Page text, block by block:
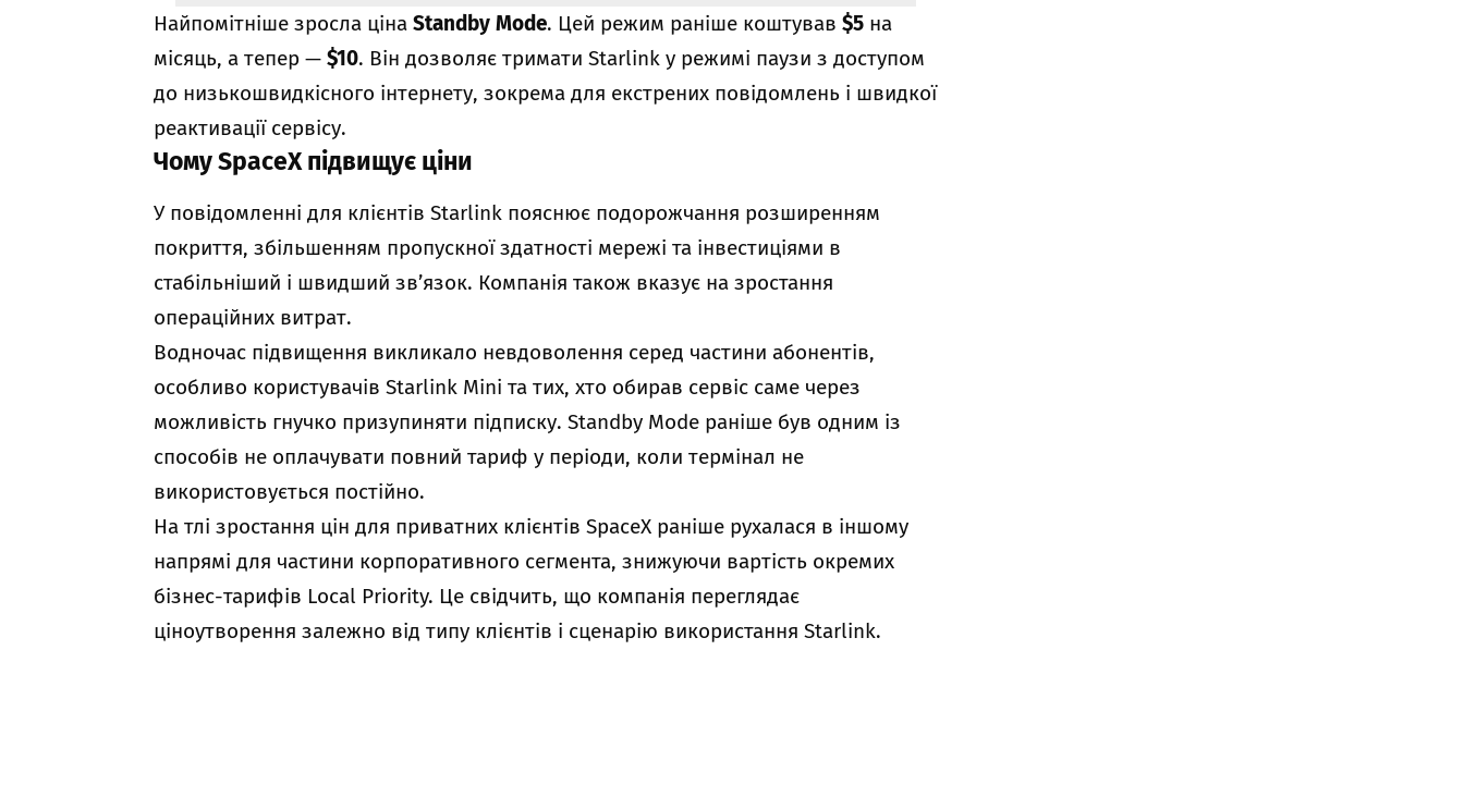
Найпомітніше зросла цінаStandby Mode. Цей режим раніше коштував$5 на
місяць, а тепер —$10. Він дозволяє тримати Starlink у режимі паузи з доступом
до низькошвидкісного інтернету, зокрема для екстрених повідомлень і швидкої
реактивації сервісу.
Чому SpaceX підвищує ціни
У повідомленні для клієнтів Starlink пояснює подорожчання розширенням
покриття, збільшенням пропускної здатності мережі та інвестиціями в
стабільніший і швидший зв’язок. Компанія також вказує на зростання
операційних витрат.
Водночас підвищення викликало невдоволення серед частини абонентів,
особливо користувачів Starlink Mini та тих, хто обирав сервіс саме через
можливість гнучко призупиняти підписку. Standby Mode раніше був одним із
способів не оплачувати повний тариф у періоди, коли термінал не
використовується постійно.
На тлі зростання цін для приватних клієнтів SpaceX раніше рухалася в іншому
напрямі для частини корпоративного сегмента, знижуючи вартість окремих
бізнес-тарифів Local Priority. Це свідчить, що компанія переглядає
ціноутворення залежно від типу клієнтів і сценарію використання Starlink.